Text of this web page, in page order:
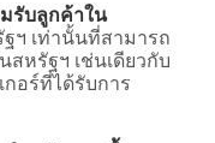
รับลูกค้าใน
ฐฯ เท่านั้นที่สามารถ
หรัฐฯ เช่นเดียวกับ
กอร์ที่ได้รับการ